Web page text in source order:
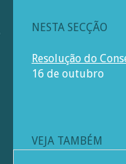
NESTA SECÇÃO
Resolução do
16 de outubro
VEJA TAMBÉM